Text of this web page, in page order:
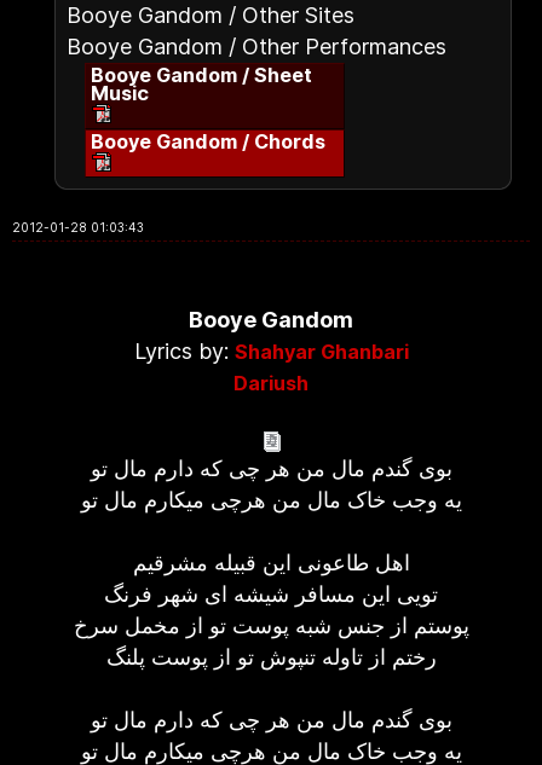
Booye Gandom / Other Sites
Booye Gandom / Other Performances
Booye Gandom / Sheet
Music
Booye Gandom / Chords
2012-01-28 01:03:43
Booye Gandom
Lyrics by: Shahyar Ghanbari
Dariush
بوی گندم مال من هر چی که دارم مال تو
یه وجب خاک مال من هرچی میکارم مال تو
اهل طاعونی این قبیله مشرقیم
تویی این مسافر شیشه ای شهر فرنگ
پوستم از جنس شبه پوست تو از مخمل سرخ
رختم از تاوله تنپوش تو از پوست پلنگ
بوی گندم مال من هر چی که دارم مال تو
یه وجب خاک مال من هرچی میکارم مال تو